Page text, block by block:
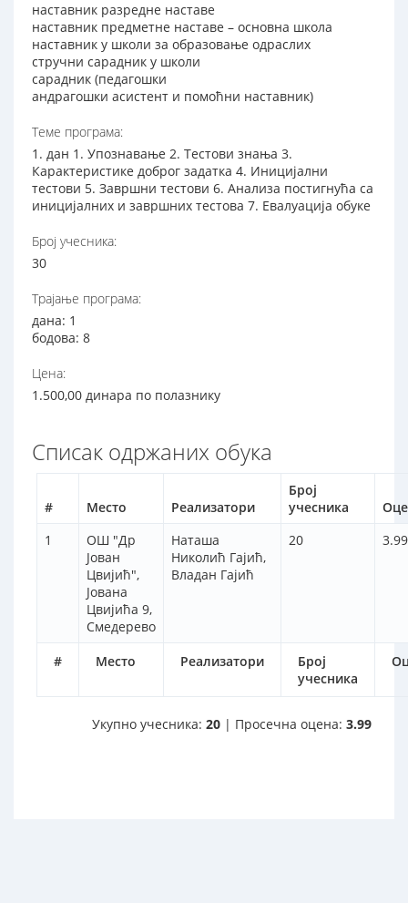
наставник разредне наставе
наставник предметне наставе – основна школа
наставник у школи за образовање одраслих
стручни сарадник у школи
сарадник (педагошки
андрагошки асистент и помоћни наставник)
Теме програма:
1. дан 1. Упознавање 2. Тестови знања 3.
Карактеристике доброг задатка 4. Иницијални
тестови 5. Завршни тестови 6. Анализа постигнућа са
иницијалних и завршних тестова 7. Евалуација обуке
Број учесника:
30
Трајање програма:
дана: 1
бодова: 8
Цена:
1.500,00 динара по полазнику
Списак одржаних обука
# Место Реализатори
Број
учесника
# Место Реализатори
Број
учесника
1
ОШ "Др
Јован
Цвијић",
Јована
Цвијића 9,
Смедерево
Наташа
Николић Гајић,
Владан Гајић
20 3.99
Укупно учесника: 20 | Просечна оцена: 3.99